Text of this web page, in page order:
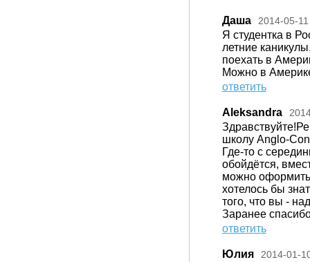
Даша 2014-05-11
Я студентка в
летние
поехать в
Можно в
ответить
Aleksandra
школу Anglo-
Где-то с
обойдётся,
можно оформить
хотелось бы
того, что вы -
Заранее
ответить
Юлия 2014-01-